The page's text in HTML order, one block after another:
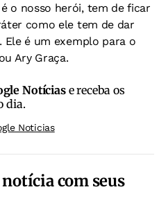
o nosso herói, tem de ficar
como ele tem de dar
Ele é um exemplo para o
Ary Graça.
Notíciase receba os
dia.
Noticias
com seus